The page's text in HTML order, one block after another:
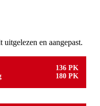
en aangepast.
136 PK
180 PK